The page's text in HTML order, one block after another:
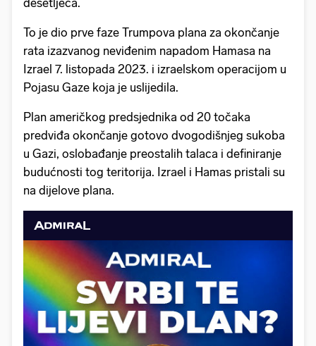
desetljeća.
To je dio prve faze Trumpova plana za okončanje
rata izazvanog neviđenim napadom Hamasa na
Izrael 7. listopada 2023. i izraelskom operacijom u
Pojasu Gaze koja je uslijedila.
Plan američkog predsjednika od 20 točaka
predviđa okončanje gotovo dvogodišnjeg sukoba
u Gazi, oslobađanje preostalih talaca i definiranje
budućnosti tog teritorija. Izrael i Hamas pristali su
na dijelove plana.